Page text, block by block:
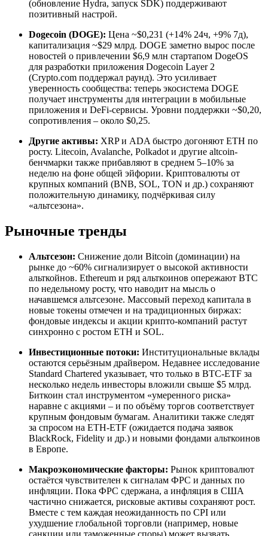
(обновление Hydra, запуск SDK) поддерживают
позитивный настрой.
Dogecoin (DOGE): Цена ~$0,231 (+14% 24ч, +9% 7д),
капитализация ~$29 млрд. DOGE заметно вырос после
новостей о привлечении $6,9 млн стартапом DogeOS
для разработки приложения Dogecoin Layer 2
(Crypto.com поддержал раунд). Это усиливает
уверенность сообщества: теперь экосистема DOGE
получает инструменты для интеграции в мобильные
приложения и DeFi-сервисы. Уровни поддержки ~$0,20,
сопротивления – около $0,25.
Другие активы: XRP и ADA быстро догоняют ETH по
росту. Litecoin, Avalanche, Polkadot и другие altcoin-
бенчмарки также прибавляют в среднем 5–10% за
неделю на фоне общей эйфории. Криптовалюты от
крупных компаний (BNB, SOL, TON и др.) сохраняют
положительную динамику, подчёркивая силу
«альтсезона».
Рыночные тренды
Альтсезон: Снижение доли Bitcoin (доминации) на
рынке до ~60% сигнализирует о высокой активности
альткойнов. Ethereum и ряд альткоинов опережают BTC
по недельному росту, что наводит на мысль о
начавшемся альтсезоне. Массовый переход капитала в
новые токены отмечен и на традиционных биржах:
фондовые индексы и акции крипто-компаний растут
синхронно с ростом ETH и SOL.
Инвестиционные потоки: Институциональные вклады
остаются серьёзным драйвером. Недавнее исследование
Standard Chartered указывает, что только в BTC-ETF за
несколько недель инвесторы вложили свыше $5 млрд.
Биткоин стал инструментом «умеренного риска»
наравне с акциями – и по объёму торгов соответствует
крупным фондовым бумагам. Аналитики также следят
за спросом на ETH-ETF (ожидается подача заявок
BlackRock, Fidelity и др.) и новыми фондами альткоинов
в Европе.
Макроэкономические факторы: Рынок криптовалют
остаётся чувствителен к сигналам ФРС и данных по
инфляции. Пока ФРС сдержана, а инфляция в США
частично снижается, рисковые активы сохраняют рост.
Вместе с тем каждая неожиданность по CPI или
ухудшение глобальной торговли (например, новые